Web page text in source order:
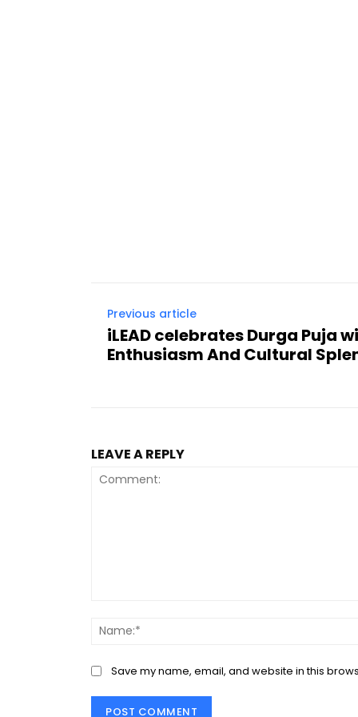
Previous article
iLEAD celebrates Durga Puja
Enthusiasm And Cultural
LEAVE A REPLY
Save my name, email, and website in this